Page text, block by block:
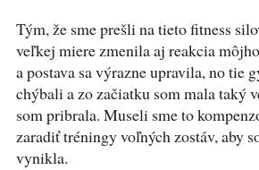
Tým, že sme prešli na tieto fitness
veľkej miere zmenila aj reakcia
a postava sa výrazne upravila, no tie
chýbali a zo začiatku som mala taký
som pribrala. Museli sme to
zaradiť tréningy voľných zostáv, aby
vynikla.